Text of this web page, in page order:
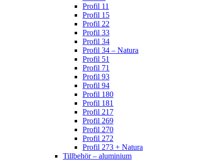
Profil 11
Profil 15
Profil 22
Profil 33
Profil 34
Profil 34 – Natura
Profil 51
Profil 71
Profil 93
Profil 94
Profil 180
Profil 181
Profil 217
Profil 269
Profil 270
Profil 272
Profil 273 + Natura
Tillbehör – aluminium